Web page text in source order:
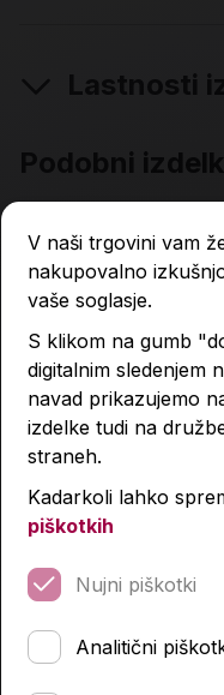
Lastnosti
Podobni
V naši trgovini vam
nakupovalno
vaše soglasje.
S klikom na gumb
digitalnim sledenjem
navad prikazujemo
izdelke tudi na
straneh.
Kadarkoli lahko
piškotkih
Nujni piškotki
Analitični